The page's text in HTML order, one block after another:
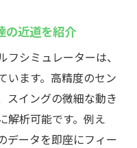
の近道を紹介
シミュレーターは、
います。高精度のセン
スイングの微細な動き
解析可能です。例え
データを即座にフィー